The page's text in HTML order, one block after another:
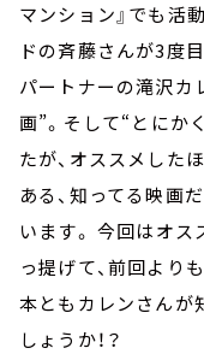
マンション』でも活
ドの斉藤さんが3度
パートナーの滝沢カ
画”。そして“とにか
たが、オススメした
ある、知ってる映画
います。 今回はオス
っ提げて、前回より
本ともカレンさんが
しょうか！？